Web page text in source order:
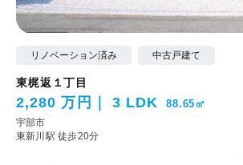
リノベーション済み 中古戸建て
東梶返１丁目
2,280 万円 3 LDK 88.65㎡
宇部市
東新川駅 徒歩20分